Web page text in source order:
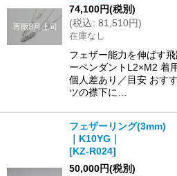
74,100円(税別)
(税込: 81,510円)
在庫なし
フェザー能力を伸ばす
ーペンダントL2×M2 着
個人差あり／目安 おす
ツの襟下に…
フェザーリング(3mm)
｜K10YG｜
[KZ-R024]
50,000円(税別)